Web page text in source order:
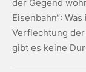
der Gegend
Eisenbahn“:
Verflechtung
gibt es keine